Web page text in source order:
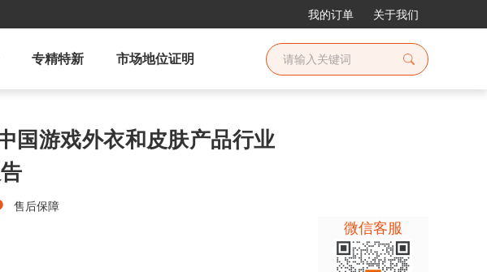
我的订单 关于我们
专精特新 市场地位证明
游戏外衣和皮肤产品行业
售后保障
微信客服